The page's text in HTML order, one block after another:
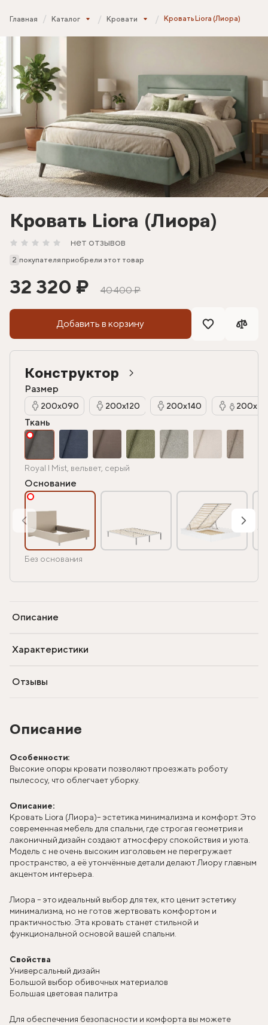
Главная Каталог Кровати Кровать Liora (Лиора)
Описание
Особенности:
Высокие опоры кровати позволяют проезжать роботу
пылесосу, что облегчает уборку.
Описание:
Кровать Liora (Лиора)– эстетика минимализма и комфорт. Это
современная мебель для спальни, где строгая геометрия и
лаконичный дизайн создают атмосферу спокойствия и уюта.
Модель с не очень высоким изголовьем не перегружает
пространство, а её утончённые детали делают Лиору главным
акцентом интерьера.
Лиора – это идеальный выбор для тех, кто ценит эстетику
минимализма, но не готов жертвовать комфортом и
практичностью. Эта кровать станет стильной и
функциональной основой вашей спальни.
Свойства
Универсальный дизайн
Большой выбор обивочных материалов
Большая цветовая палитра
Для обеспечения безопасности и комфорта вы можете
Кровать Liora (Лиора)
нет отзывов
2 покупателя приобрели этот товар
32 320 ₽ 40 400 ₽
Добавить в корзину
Конструктор
Размер
200х090 200х120 200х140
Ткань
Royal I Mist, вельвет, серый
Основание
Без основания
Описание
Характеристики
Отзывы